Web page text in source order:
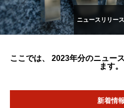
ニュースリリー
ここでは、 2023年分のニュー
ます。
新着情報